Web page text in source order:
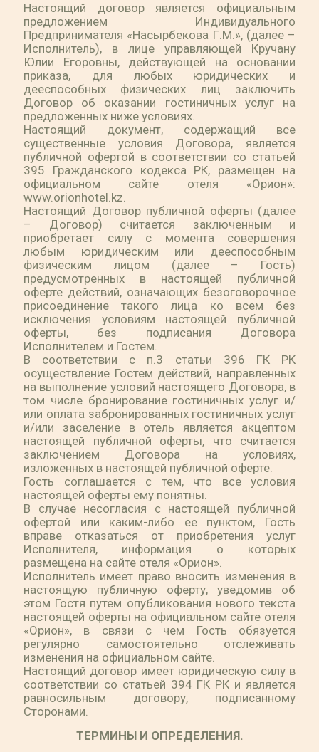
Настоящий договор является официальным
предложением Индивидуального
Предпринимателя «Насырбекова Г.М.», (далее –
Исполнитель), в лице управляющей Кручану
Юлии Егоровны, действующей на основании
приказа, для любых юридических и
дееспособных физических лиц заключить
Договор об оказании гостиничных услуг на
предложенных ниже условиях.
Настоящий документ, содержащий все
существенные условия Договора, является
публичной офертой в соответствии со статьей
395 Гражданского кодекса РК, размещен на
официальном сайте отеля «Орион»:
www.orionhotel.kz.
Настоящий Договор публичной оферты (далее
– Договор) считается заключенным и
приобретает силу с момента совершения
любым юридическим или дееспособным
физическим лицом (далее – Гость)
предусмотренных в настоящей публичной
оферте действий, означающих безоговорочное
присоединение такого лица ко всем без
исключения условиям настоящей публичной
оферты, без подписания Договора
Исполнителем и Гостем.
В соответствии с п.3 статьи 396 ГК РК
осуществление Гостем действий, направленных
на выполнение условий настоящего Договора, в
том числе бронирование гостиничных услуг и/
или оплата забронированных гостиничных услуг
и/или заселение в отель является акцептом
настоящей публичной оферты, что считается
заключением Договора на условиях,
изложенных в настоящей публичной оферте.
Гость соглашается с тем, что все условия
настоящей оферты ему понятны.
В случае несогласия с настоящей публичной
офертой или каким-либо ее пунктом, Гость
вправе отказаться от приобретения услуг
Исполнителя, информация о которых
размещена на сайте отеля «Орион».
Исполнитель имеет право вносить изменения в
настоящую публичную оферту, уведомив об
этом Гостя путем опубликования нового текста
настоящей оферты на официальном сайте отеля
«Орион», в связи с чем Гость обязуется
регулярно самостоятельно отслеживать
изменения на официальном сайте.
Настоящий договор имеет юридическую силу в
соответствии со статьей 394 ГК РК и является
равносильным договору, подписанному
Сторонами.
ТЕРМИНЫ И ОПРЕДЕЛЕНИЯ.